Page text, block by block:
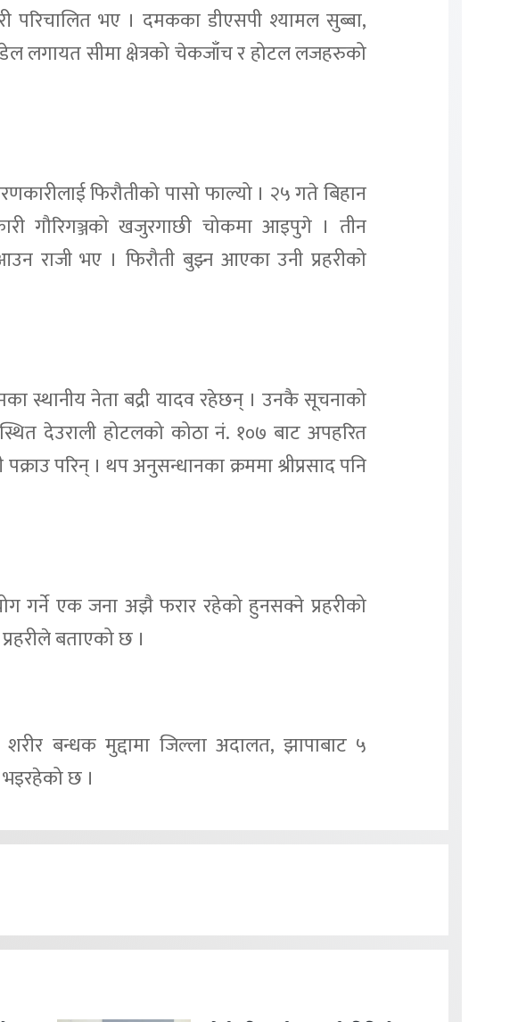
परिचालित भए । दमकका डीएसपी श्यामल सुब्बा,
पौडेल लगायत सीमा क्षेत्रको चेकजाँच र होटल लजहरुको
फिरौतीको पासो फाल्यो । २५ गते बिहान
गौरिगञ्जको खजुरगाछी चोकमा आइपुगे । तीन
राजी भए । फिरौती बुझ्न आएका उनी प्रहरीको
स्थानीय नेता बद्री यादव रहेछन् । उनकै सूचनाको
देउराली होटलको कोठा नं. १०७ बाट अपहरित
परिन् । थप अनुसन्धानका क्रममा श्रीप्रसाद पनि
गर्ने एक जना अझै फरार रहेको हुनसक्ने प्रहरीको
बताएको छ ।
बन्धक मुद्दामा जिल्ला अदालत, झापाबाट ५
छ ।